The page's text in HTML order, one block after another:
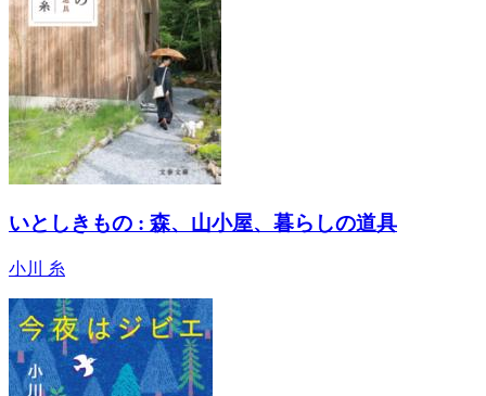
いとしきもの : 森、山小屋、暮らしの道具
小川 糸